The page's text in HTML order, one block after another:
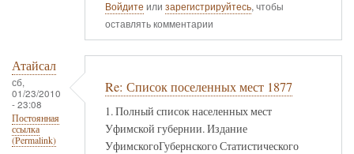
Войдите или зарегистрируйтесь, чтобы
оставлять комментарии
Атайсал
сб,
01/23/2010
- 23:08
Постоянная
ссылка
(Permalink)
Re: Список поселенных мест 1877
1. Полный список населенных мест
Уфимской губернии. Издание
УфимскогоГубернского Статистического